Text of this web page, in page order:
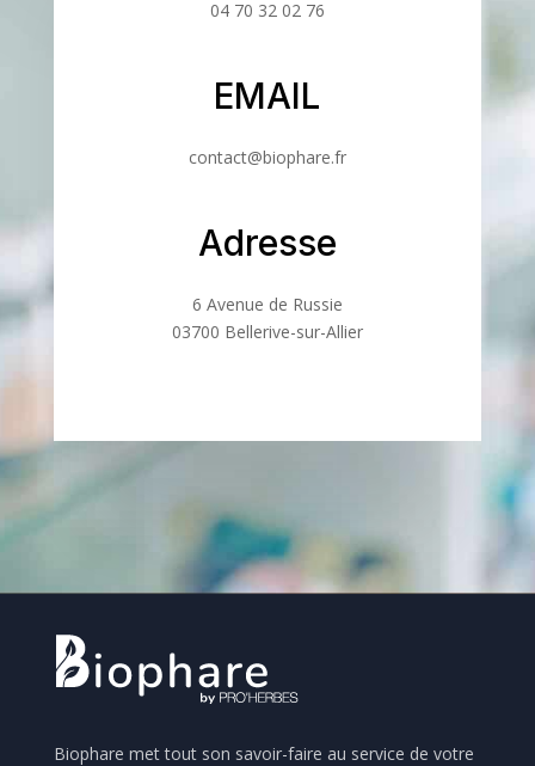
04 70 32 02 76
EMAIL
contact@biophare.fr
Adresse
6 Avenue de Russie
03700 Bellerive-sur-Allier
Biophare met tout son savoir-faire au service de votre